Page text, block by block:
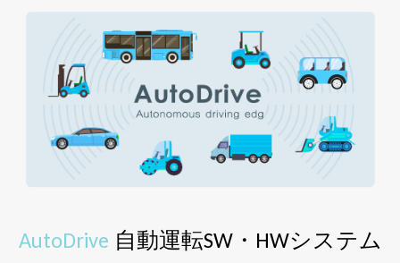
AutoDrive 自動運転SW・HWシステム